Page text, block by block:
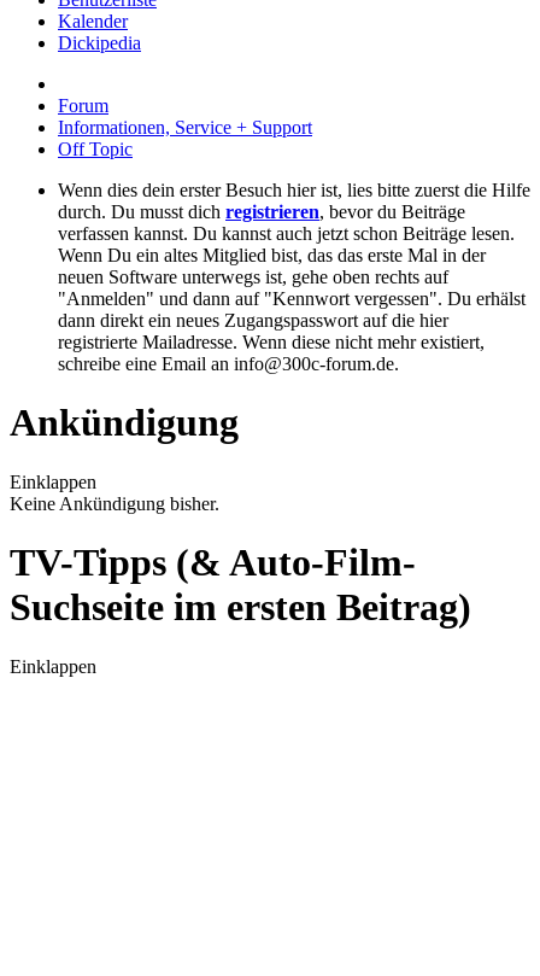
Kalender
Dickipedia
Forum
Informationen, Service + Support
Off Topic
Wenn dies dein erster Besuch hier ist, lies bitte zuerst die Hilfe
durch. Du musst dich registrieren, bevor du Beiträge
verfassen kannst. Du kannst auch jetzt schon Beiträge lesen.
Wenn Du ein altes Mitglied bist, das das erste Mal in der
neuen Software unterwegs ist, gehe oben rechts auf
"Anmelden" und dann auf "Kennwort vergessen". Du erhälst
dann direkt ein neues Zugangspasswort auf die hier
registrierte Mailadresse. Wenn diese nicht mehr existiert,
schreibe eine Email an info@300c-forum.de.
Ankündigung
Einklappen
Keine Ankündigung bisher.
TV-Tipps (& Auto-Film-
Suchseite im ersten Beitrag)
Einklappen